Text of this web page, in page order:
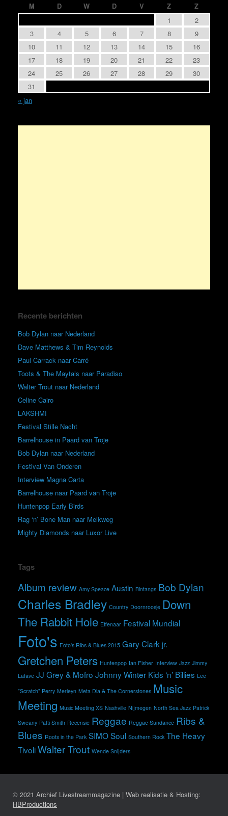
M
D W D V Z
Z
1
2
3
4 5 6 7 8
9
10
11 12 13 14 15
16
17
18 19 20 21 22
23
24
25 26 27 28 29
30
31
« jan
Recente berichten
Bob Dylan naar Nederland
Dave Matthews & Tim Reynolds
Paul Carrack naar Carré
Toots & The Maytals naar Paradiso
Walter Trout naar Nederland
Celine Cairo
LAKSHMI
Festival Stille Nacht
Barrelhouse in Paard van Troje
Bob Dylan naar Nederland
Festival Van Onderen
Interview Magna Carta
Barrelhouse naar Paard van Troje
Huntenpop Early Birds
Rag ‘n’ Bone Man naar Melkweg
Mighty Diamonds naar Luxor Live
Tags
Album review Amy Speace Austin Bintangs Bob Dylan
Charles Bradley Country Doornroosje Down
The Rabbit Hole Effenaar Festival Mundial
Foto's Foto's Ribs & Blues 2015 Gary Clark jr.
Gretchen Peters Huntenpop Ian Fisher Interview Jazz Jimmy
Lafave JJ Grey & Mofro Johnny Winter Kids ‘n’ Billies Lee
"Scratch" Perry Merleyn Meta Dia & The Cornerstones Music
Meeting Music Meeting XS Nashville Nijmegen North Sea Jazz Patrick
Sweany Patti Smith Recensie Reggae Reggae Sundance Ribs &
Blues Roots in the Park SIMOSoul Southern Rock The Heavy
TivoliWalter Trout Wende Snijders
© 2021 Archief Livestreammagazine | Web realisatie & Hosting:
HBProductions